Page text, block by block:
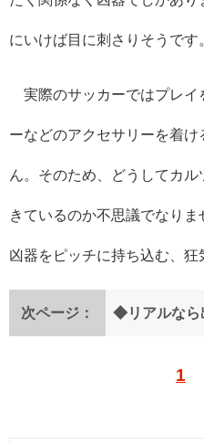
にいけば目に刺さりそうです
実際のサッカーではプレイ
ーなどのアクセサリーを着
ん。そのため、どうしてカ
きているのか不思議でなり
凶器をピッチに持ち込む、狂
次ページ：
1